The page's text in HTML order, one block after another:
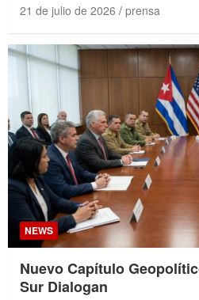
21 de julio de 2026 prensa
NEWS
Nuevo Capítulo
Sur Dialogan